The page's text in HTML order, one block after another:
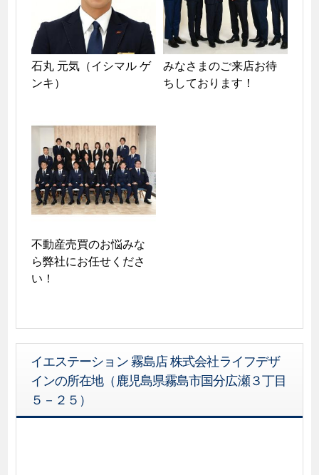
石丸 元気（イシマル ゲ
ンキ）
みなさまのご来店お待
不動産売買のお悩みな
ら弊社にお任せくださ
い！
イエステーション 霧島店 株式会社ライフデザ
インの所在地（鹿児島県霧島市国分広瀬３丁目
５－２５）